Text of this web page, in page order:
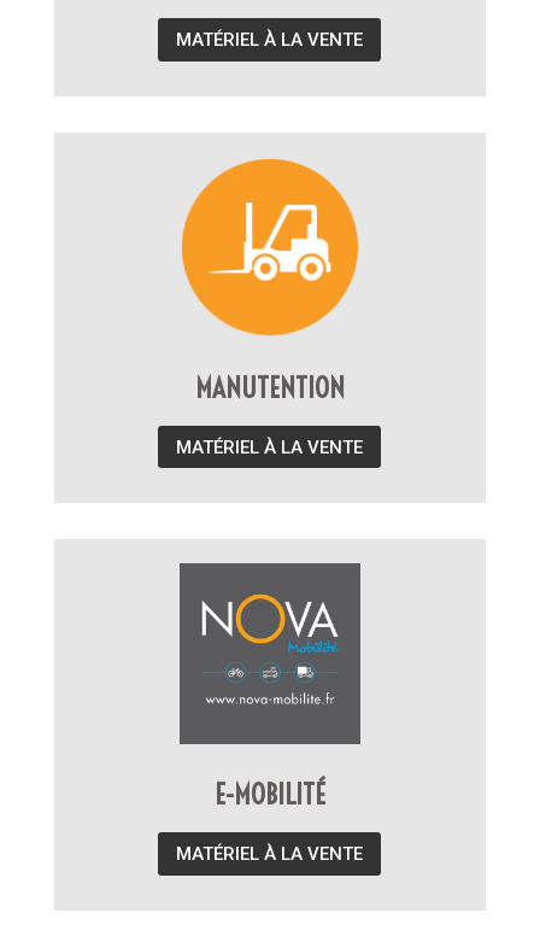
MATÉRIEL À LA VENTE
MANUTENTION
MATÉRIEL À LA VENTE
E-MOBILITÉ
MATÉRIEL À LA VENTE